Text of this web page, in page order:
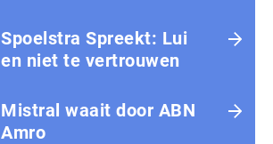
Spoelstra Spreekt: Lui
en niet te vertrouwen
Mistral waait door ABN
Amro